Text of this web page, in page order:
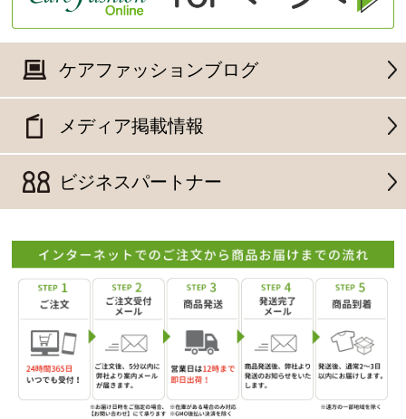
ケアファッションブログ
メディア掲載情報
ビジネスパートナー